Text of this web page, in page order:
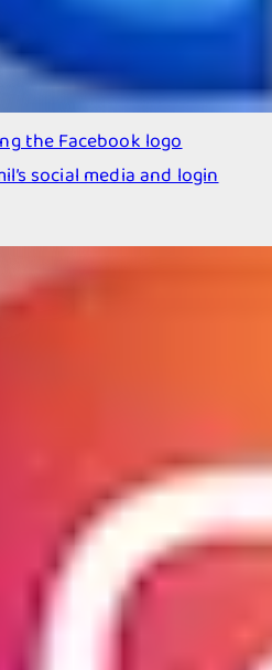
the Facebook logo
social media and login